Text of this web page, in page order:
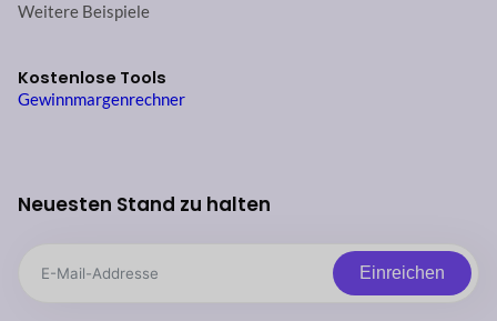
Weitere Beispiele
Kostenlose Tools
Gewinnmargenrechner
Neuesten Stand zu halten
Einreichen